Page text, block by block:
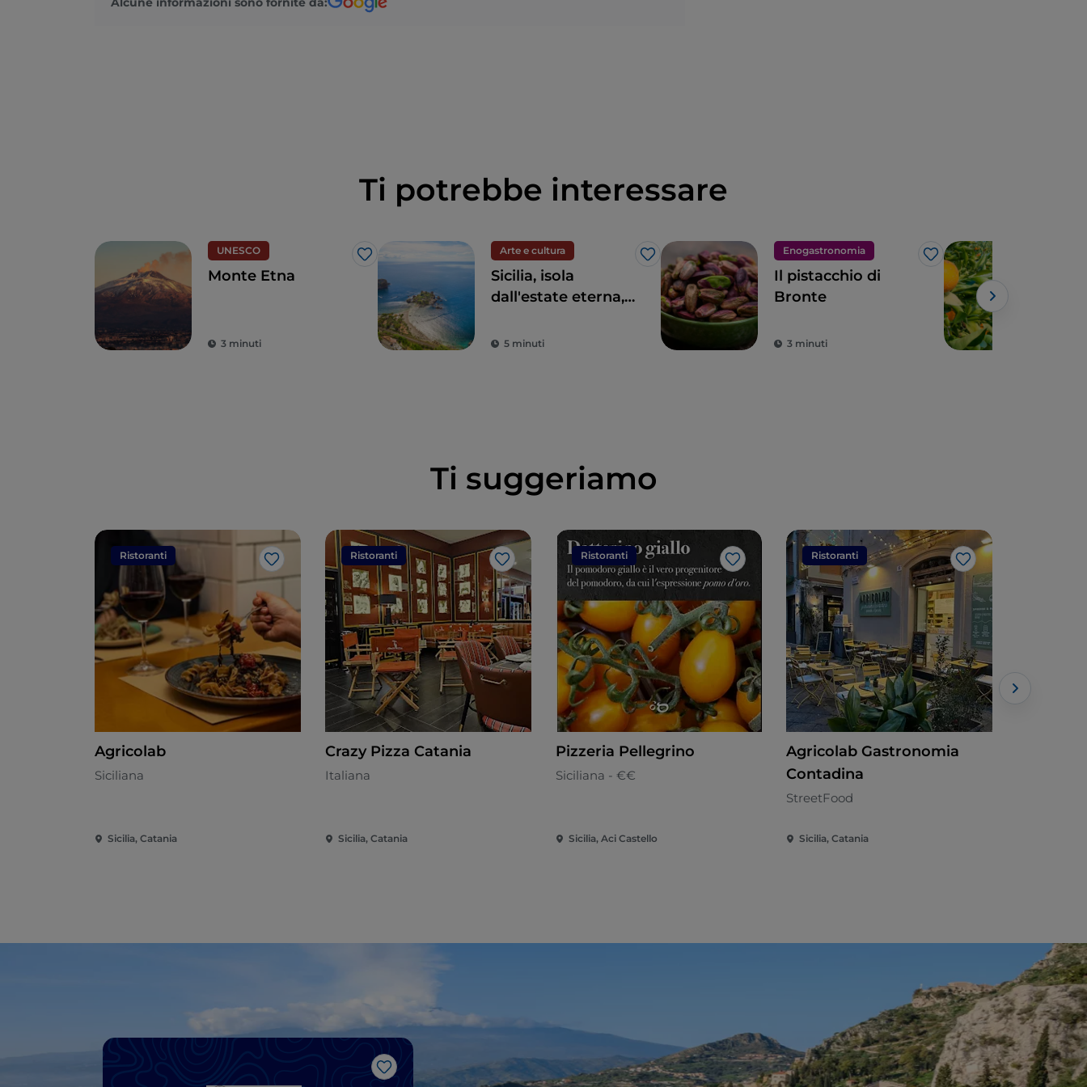
Ti potrebbe interessare
UNESCO
Like
Monte Etna
3 minuti
Arte e cultura
Like
Sicilia, isola
dall'estate eterna,
dell'archeologia
5 minuti
Enogastronomia
Like
Il pistacchio di
Bronte
3 minuti
Ti suggeriamo
Ristoranti
Like
Agricolab
Siciliana
Sicilia, Catania
Ristoranti
Like
Crazy Pizza Catania
Italiana
Sicilia, Catania
Ristoranti
Like
Pizzeria Pellegrino
Siciliana - €€
Sicilia, Aci Castello
Ristoranti
Like
Agricolab Gastronomia
Contadina
StreetFood
Sicilia, Catania
Like